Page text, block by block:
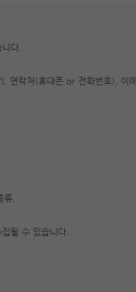
다.
, 연락처(휴대폰 or 전화번호), 이
류,
될 수 있습니다.